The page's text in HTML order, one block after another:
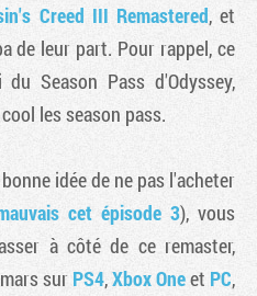
Creed III Remastered, et
de leur part. Pour rappel, ce
Season Pass d'Odyssey,
les season pass.
idée de ne pas l'acheter
cet épisode 3), vous
à côté de ce remaster,
sur PS4,Xbox Oneet PC,